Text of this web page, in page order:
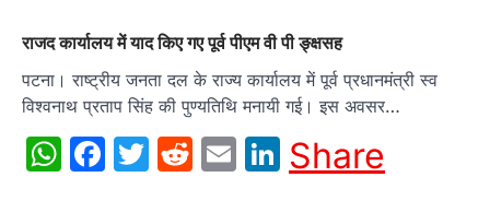
राजद कार्यालय में याद किए गए पूर्व पीएम वी पी ङ्क्षसह
पटना। राष्ट्रीय जनता दल के राज्य कार्यालय में पूर्व प्रधानमंत्री स्व
विश्वनाथ प्रताप सिंह की पुण्यतिथि मनायी गई। इस अवसर…
WhatsApp
Facebook
Twitter
Reddit
EmailLinkedIn
Share